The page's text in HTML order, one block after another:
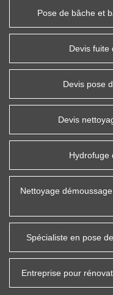
Pose de bâche et
Devis fuite
Devis pose
Devis
Hydrofuge
Nettoyage
Spécialiste en pose
Entreprise pour